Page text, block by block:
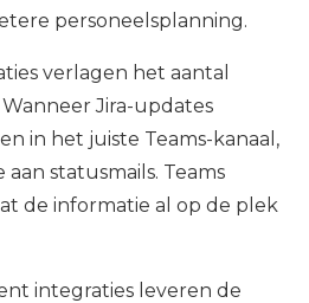
personeelsplanning.
verlagen het aantal
Jira-updates
in het juiste Teams-kanaal,
statusmails. Teams
de informatie al op de plek
integraties leveren de